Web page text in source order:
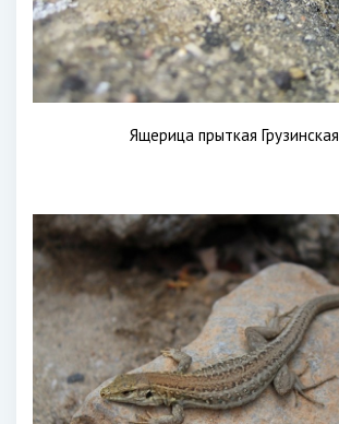
Ящерица прыткая Грузинская